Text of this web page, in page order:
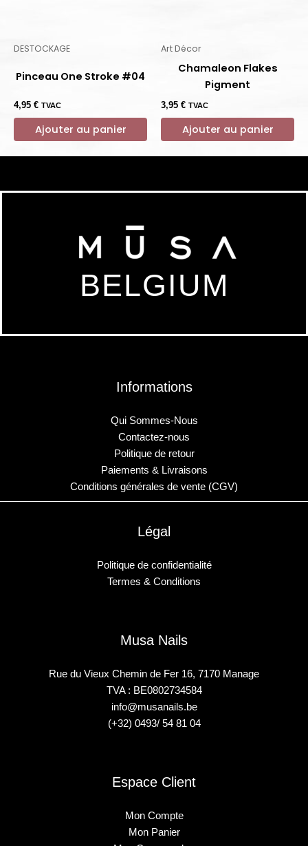
DESTOCKAGE
Pinceau One Stroke #04
4,95 € TVAC
Ajouter au panier
Art Décor
Chamaleon Flakes
Pigment
3,95 € TVAC
Ajouter au panier
BELGIUM
Informations
Qui Sommes-Nous
Contactez-nous
Politique de retour
Paiements & Livraisons
Conditions générales de vente (CGV)
Légal
Politique de confidentialité
Termes & Conditions
Musa Nails
Rue du Vieux Chemin de Fer 16, 7170 Manage
TVA : BE0802734584
info@musanails.be
(+32) 0493/ 54 81 04
Espace Client
Mon Compte
Mon Panier